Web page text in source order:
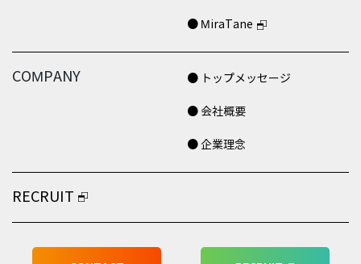
● MiraTane
COMPANY ● トップメッセージ
● 会社概要
● 企業理念
RECRUIT